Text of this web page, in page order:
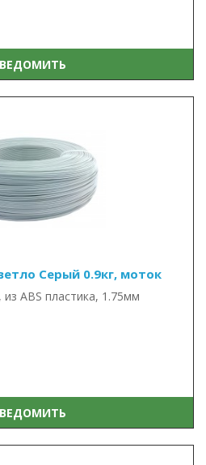
Серый 0.9кг, моток
ABS пластика, 1.75мм